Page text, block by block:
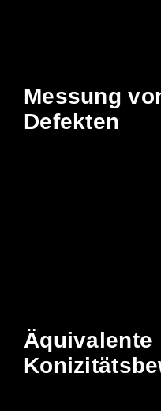
Messung
Defekten
Äquivalente